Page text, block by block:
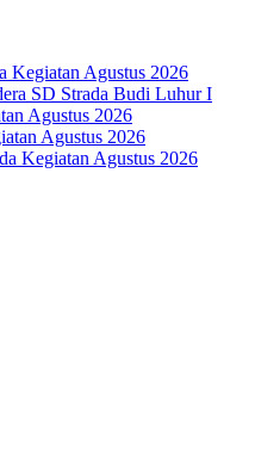
Kegiatan Agustus 2026
SD Strada Budi Luhur I
Agustus 2026
Agustus 2026
Kegiatan Agustus 2026